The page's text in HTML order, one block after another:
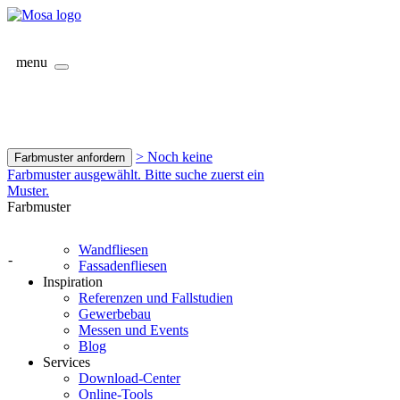
menu
Farbmuster anfordern
> Noch keine
Farbmuster ausgewählt. Bitte suche zuerst ein
Muster.
Farbmuster
-
Wandfliesen
Fassadenfliesen
Inspiration
Referenzen und Fallstudien
Gewerbebau
Messen und Events
Blog
Services
Download-Center
Online-Tools